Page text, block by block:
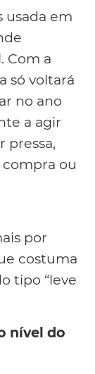
usada em
Com a
só voltará
no ano
a agir
pressa,
ou
por
costuma
tipo “leve
nível do